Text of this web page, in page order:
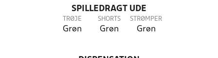
SPILLEDRAGT UDE
TRØJE
Grøn
SHORTS
Grøn
STRØMPER
Grøn